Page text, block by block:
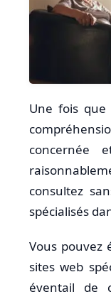
Une fois que
concernée
consultez
spécialisés
Vous pouvez
sites web
éventail de